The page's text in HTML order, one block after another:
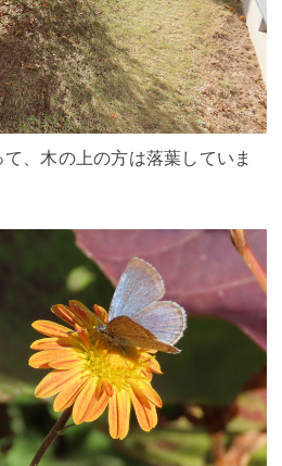
、木の上の方は落葉していま